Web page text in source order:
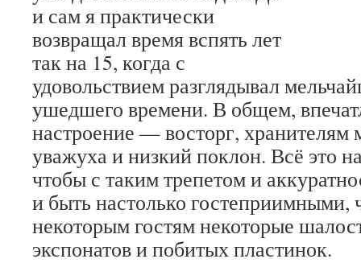
и сам я практически
возвращал время вспять лет
так на 15, когда с
удовольствием разглядывал
ушедшего времени. В общем,
настроение — восторг, хранителям
уважуха и низкий поклон. Всё это
чтобы с таким трепетом и
и быть настолько гостеприимными,
некоторым гостям некоторые
экспонатов и побитых пластинок.